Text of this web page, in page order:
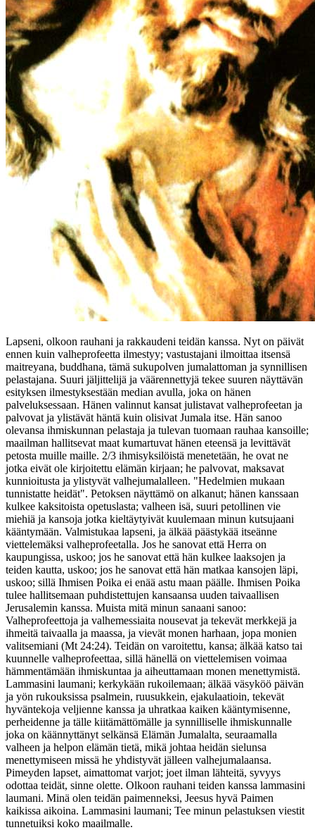
Lapseni, olkoon rauhani ja rakkaudeni teidän kanssa. Nyt on päivät
ennen kuin valheprofeetta ilmestyy; vastustajani ilmoittaa itsensä
maitreyana, buddhana, tämä sukupolven jumalattoman ja synnillisen
pelastajana. Suuri jäljittelijä ja väärennettyjä tekee suuren näyttävän
esityksen ilmestyksestään median avulla, joka on hänen
palveluksessaan. Hänen valinnut kansat julistavat valheprofeetan ja
palvovat ja ylistävät häntä kuin olisivat Jumala itse. Hän sanoo
olevansa ihmiskunnan pelastaja ja tulevan tuomaan rauhaa kansoille;
maailman hallitsevat maat kumartuvat hänen eteensä ja levittävät
petosta muille maille. 2/3 ihmisyksilöistä menetetään, he ovat ne
jotka eivät ole kirjoitettu elämän kirjaan; he palvovat, maksavat
kunnioitusta ja ylistyvät valhejumalalleen. "Hedelmien mukaan
tunnistatte heidät". Petoksen näyttämö on alkanut; hänen kanssaan
kulkee kaksitoista opetuslasta; valheen isä, suuri petollinen vie
miehiä ja kansoja jotka kieltäytyivät kuulemaan minun kutsujaani
kääntymään. Valmistukaa lapseni, ja älkää päästykää itseänne
viettelemäksi valheprofeetalla. Jos he sanovat että Herra on
kaupungissa, uskoo; jos he sanovat että hän kulkee laaksojen ja
teiden kautta, uskoo; jos he sanovat että hän matkaa kansojen läpi,
uskoo; sillä Ihmisen Poika ei enää astu maan päälle. Ihmisen Poika
tulee hallitsemaan puhdistettujen kansaansa uuden taivaallisen
Jerusalemin kanssa. Muista mitä minun sanaani sanoo:
Valheprofeettoja ja valhemessiaita nousevat ja tekevät merkkejä ja
ihmeitä taivaalla ja maassa, ja vievät monen harhaan, jopa monien
valitsemiani (Mt 24:24). Teidän on varoitettu, kansa; älkää katso tai
kuunnelle valheprofeettaa, sillä hänellä on viettelemisen voimaa
hämmentämään ihmiskuntaa ja aiheuttamaan monen menettymistä.
Lammasini laumani; kerkykään rukoilemaan; älkää väsyköö päivän
ja yön rukouksissa psalmein, ruusukkein, ejakulaatioin, tekevät
hyväntekoja veljienne kanssa ja uhratkaa kaiken kääntymisenne,
perheidenne ja tälle kiitämättömälle ja synnilliselle ihmiskunnalle
joka on käännyttänyt selkänsä Elämän Jumalalta, seuraamalla
valheen ja helpon elämän tietä, mikä johtaa heidän sielunsa
menettymiseen missä he yhdistyvät jälleen valhejumalaansa.
Pimeyden lapset, aimattomat varjot; joet ilman lähteitä, syvyys
odottaa teidät, sinne olette. Olkoon rauhani teiden kanssa lammasini
laumani. Minä olen teidän paimenneksi, Jeesus hyvä Paimen
kaikissa aikoina. Lammasini laumani; Tee minun pelastuksen viestit
tunnetuiksi koko maailmalle.